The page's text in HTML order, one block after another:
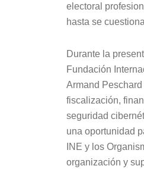
electoral
hasta se
Durante la
Fundación
Armand
fiscalización,
seguridad
una oportunidad
INE y los
organización y